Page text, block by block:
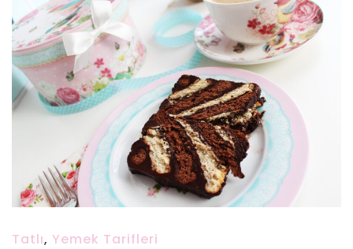
Tatlı, Yemek Tarifleri